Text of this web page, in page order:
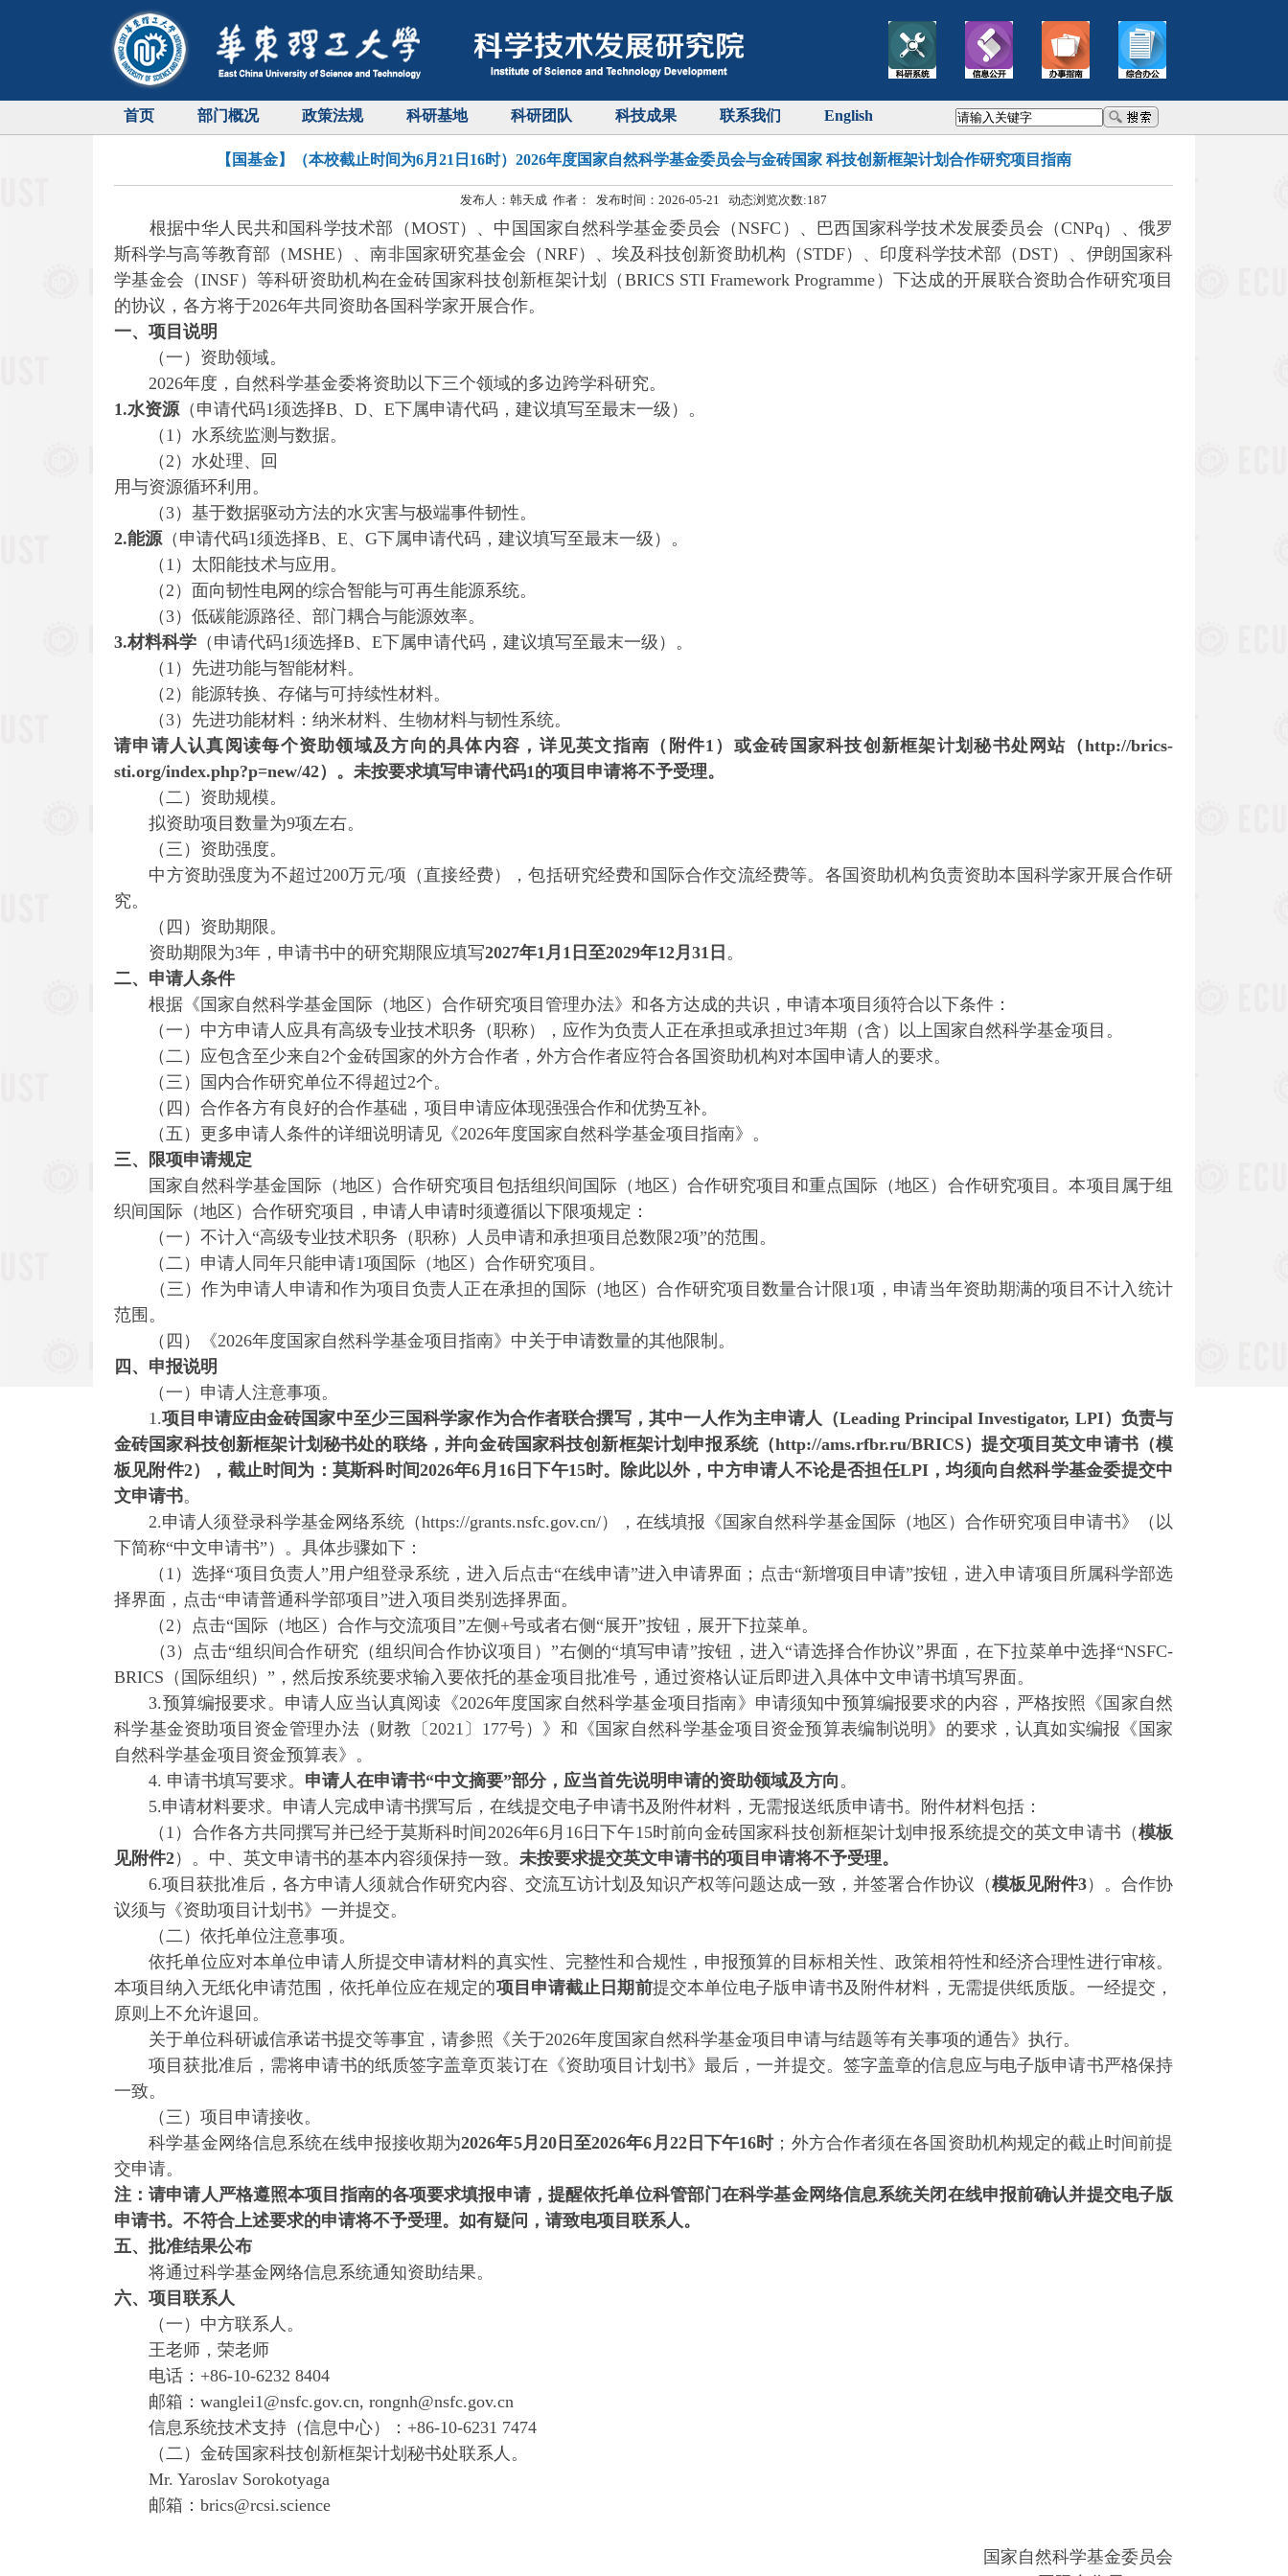
首页 部门概况 政策法规 科研基地 科研团队 科技成果 联系我们 English
【国基金】（本校截止时间为6月21日16时）2026年度国家自然科学基金委员会与金砖国家 科技创新框架计划合作研究项目指南
发布人：韩天成 作者： 发布时间：2026-05-21 动态浏览次数:187
根据中华人民共和国科学技术部（MOST）、中国国家自然科学基金委员会（NSFC）、巴西国家科学技术发展委员会（CNPq）、俄罗
斯科学与高等教育部（MSHE）、南非国家研究基金会（NRF）、埃及科技创新资助机构（STDF）、印度科学技术部（DST）、伊朗国家科
学基金会（INSF）等科研资助机构在金砖国家科技创新框架计划（BRICS STI Framework Programme）下达成的开展联合资助合作研究项目
的协议，各方将于2026年共同资助各国科学家开展合作。
一、项目说明
（一）资助领域。
2026年度，自然科学基金委将资助以下三个领域的多边跨学科研究。
1.水资源（申请代码1须选择B、D、E下属申请代码，建议填写至最末一级）。
（1）水系统监测与数据。
（2）水处理、回
用与资源循环利用。
（3）基于数据驱动方法的水灾害与极端事件韧性。
2.能源（申请代码1须选择B、E、G下属申请代码，建议填写至最末一级）。
（1）太阳能技术与应用。
（2）面向韧性电网的综合智能与可再生能源系统。
（3）低碳能源路径、部门耦合与能源效率。
3.材料科学 （申请代码1须选择B、E下属申请代码，建议填写至最末一级）。
（1）先进功能与智能材料。
（2）能源转换、存储与可持续性材料。
（3）先进功能材料：纳米材料、生物材料与韧性系统。
请申请人认真阅读每个资助领域及方向 的具体内容 ，详见英文指南（附件1）或金砖国家科技创新框架计划秘书处网站（http://brics-
sti.org/index.php?p=new/42） 。 未按要求填写申请代码1的项目申请将不予受理。
（二）资助规模。
拟资助项目数量为9项左右。
（三）资助强度。
中方资助强度为不超过200万元/项（直接经费），包括研究经费和国际合作交流经费等。各国资助机构负责资助本国科学家开展合作研
究。
（四）资助期限。
资助期限为3年，申请书中的研究期限应填写2027年1月1日至2029年12月31日 。
二、申请人条件
根据《国家自然科学基金国际（地区）合作研究项目管理办法》和各方达成的共识，申请本项目须符合以下条件：
（一）中方申请人应具有高级专业技术职务（职称），应作为负责人正在承担或承担过3年期（含）以上国家自然科学基金项目。
（二）应包含至少来自2个金砖国家的外方合作者，外方合作者应符合各国资助机构对本国申请人的要求。
（三）国内合作研究单位不得超过2个。
（四）合作各方有良好的合作基础，项目申请应体现强强合作和优势互补。
（五）更多申请人条件的详细说明请见《2026年度国家自然科学基金项目指南》。
三、
限项申请规定
国家自然科学基金国际（地区）合作研究项目包括组织间国际（地区）合作研究项目和重点国际（地区）合作研究项目。本项目属于组
织间国际（地区）合作研究项目，申请人申请时须遵循以下限项规定：
（一）不计入“高级专业技术职务（职称）人员申请和承担项目总数限2项”的范围。
（二）申请人同年只能申请1项国际（地区）合作研究项目。
（三）作为申请人申请和作为项目负责人正在承担的国际（地区）合作研究项目数量合计限1项，申请当年资助期满的项目不计入统计
范围。
（四）《2026年度国家自然科学基金项目指南》中关于申请数量的其他限制。
四、申报说明
（一）申请人注意事项。
1.项目申请应由金砖国家中至少三国科学家作为合作者联合撰写，其中一人作为主申请人（Leading Principal Investigator, LPI）负责与
金砖国家科技创新框架计划秘书处的联络，并向金砖国家科技创新框架计划申报系统（http://ams.rfbr.ru/BRICS）提交项目英文申请书（模
板见附件2），截止时间为：莫斯科时间2026年6月16日下午15时。除此以外，中方申请人不论是否担任LPI，均须向自然科学基金委提交中
文申请书。
2.申请人须登录科学基金网络系统（https://grants.nsfc.gov.cn/），在线填报《国家自然科学基金国际（地区）合作研究项目申请书》（以
下简称“中文申请书”）。具体步骤如下：
（1）选择“项目负责人”用户组登录系统，进入后点击“在线申请”进入申请界面；点击“新增项目申请”按钮，进入申请项目所属科学部选
择界面，点击“申请普通科学部项目”进入项目类别选择界面。
（2）点击“国际（地区）合作与交流项目”左侧+号或者右侧“展开”按钮，展开下拉菜单。
（3）点击“组织间合作研究（组织间合作协议项目）”右侧的“填写申请”按钮，进入“请选择合作协议”界面，在下拉菜单中选择“NSFC-
BRICS（国际组织）”，然后按系统要求输入要依托的基金项目批准号，通过资格认证后即进入具体中文申请书填写界面。
3.预算编报要求。申请人应当认真阅读《2026年度国家自然科学基金项目指南》申请须知中预算编报要求的内容，严格按照《国家自然
科学基金资助项目资金管理办法（财教〔2021〕177号）》和《国家自然科学基金项目资金预算表编制说明》的要求，认真如实编报《国家
自然科学基金项目资金预算表》。
4. 申请书填写要求。 申请人在申请书“中文摘要”部分，应当首先说明申请的资助领域及方向。
5.申请材料要求。申请人完成申请书撰写后，在线提交电子申请书及附件材料，无需报送纸质申请书。附件材料包括：
（1）合作各方共同撰写并已经于莫斯科时间2026年6月16日下午15时前向金砖国家科技创新框架计划申报系统提交的英文申请书（模板
见附件2）。中、英文申请书的基本内容须保持一致。 未按要求提交英文申请书的项目申请将不予受理。
6.项目获批准后，各方申请人须就合作研究内容、交流互访计划及知识产权等问题达成一致，并签署合作协议（模板见附件3）。合作协
议须与《资助项目计划书》一并提交。
（二）依托单位注意事项。
依托单位应对本单位申请人所提交申请材料的真实性、完整性和合规性，申报预算的目标相关性、政策相符性和经济合理性进行审核。
本项目纳入无纸化申请范围，依托单位应在规定的项目申请截止日期前提交本单位电子版申请书及附件材料，无需提供纸质版。一经提交，
原则上不允许退回。
关于单位科研诚信承诺书提交等事宜，请参照《关于2026年度国家自然科学基金项目申请与结题等有关事项的通告》执行。
项目获批准后，需将申请书的纸质签字盖章页装订在《资助项目计划书》最后，一并提交。签字盖章的信息应与电子版申请书严格保持
一致。
（三）项目申请接收。
科学基金网络信息系统在线申报接收期为2026年5月20日至2026年6月22日下午16时；外方合作者须在各国资助机构规定的截止时间前提
交申请。
注：请申请人严格遵照本项目指南的各项要求填报申请，提醒依托单位科管部门在科学基金网络信息系统关闭在线申报前确认并提交电子版
申请书。不符合上述要求的申请将不予受理。如有疑问，请致电项目联系人。
五、批准结果公布
将通过科学基金网络信息系统通知资助结果。
六、项目联系人
（一）中方联系人。
王老师，荣老师
电话：+86-10-6232 8404
邮箱：wanglei1@nsfc.gov.cn, rongnh@nsfc.gov.cn
信息系统技术支持（信息中心）：+86-10-6231 7474
（二）金砖国家科技创新框架计划秘书处联系人。
Mr. Yaroslav Sorokotyaga
邮箱：brics@rcsi.science
国家自然科学基金委员会